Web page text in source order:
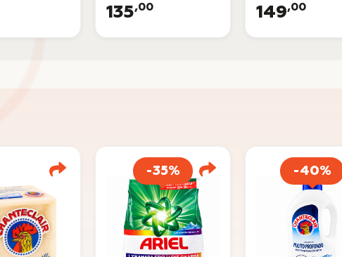
135,00 149,00
-35% -40%